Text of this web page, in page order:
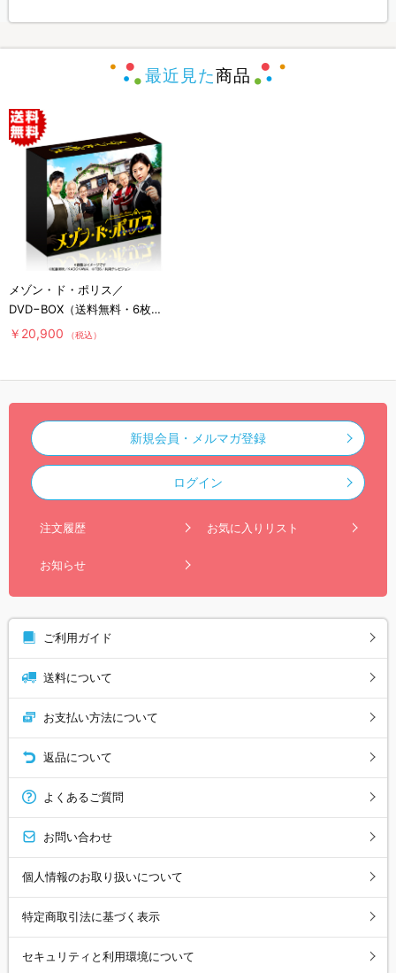
最近見た商品
メゾン・ド・ポリス／
DVD−BOX（送料無料・6枚
組）
￥20,900 （税込）
新規会員・メルマガ登録
ログイン
注文履歴 お気に入りリスト
お知らせ
ご利用ガイド
送料について
お支払い方法について
返品について
よくあるご質問
お問い合わせ
個人情報のお取り扱いについて
特定商取引法に基づく表示
セキュリティと利用環境について